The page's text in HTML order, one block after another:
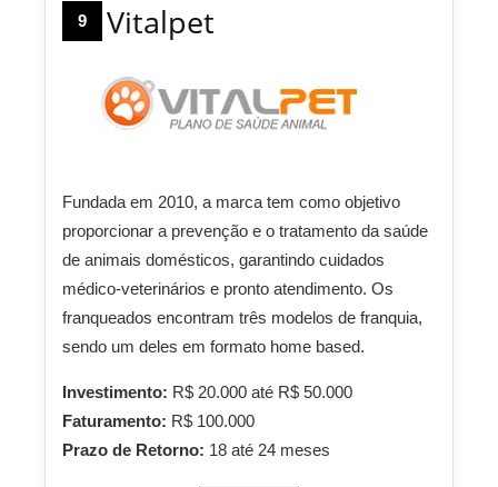
9 Vitalpet
Fundada em 2010, a marca tem como objetivo
proporcionar a prevenção e o tratamento da saúde
de animais domésticos, garantindo cuidados
médico-veterinários e pronto atendimento. Os
franqueados encontram três modelos de franquia,
sendo um deles em formato home based.
Investimento: R$ 20.000 até R$ 50.000
Faturamento: R$ 100.000
Prazo de Retorno: 18 até 24 meses